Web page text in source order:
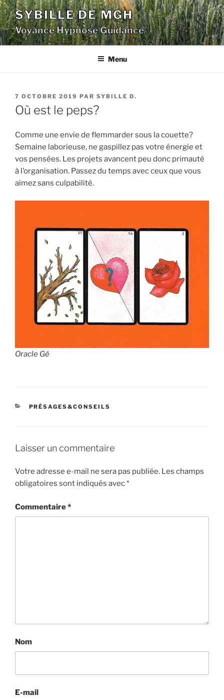
Aller
au
contenu
principal
SYBILLE DE MGH
Voyance Hypnose Guidance
Menu
PUBLIÉ
LE
7 OCTOBRE 2019 PAR SYBILLE D.
Où est le peps?
Comme une envie de flemmarder sous la couette?
Semaine laborieuse, ne gaspillez pas votre énergie et
vos pensées. Les projets avancent peu donc primauté
à l’organisation. Passez du temps avec ceux que vous
aimez sans culpabilité.
Oracle Gé
CATÉGORIES
PRÉSAGES&CONSEILS
Laisser un commentaire
Votre adresse e-mail ne sera pas publiée. Les champs
obligatoires sont indiqués avec*
Commentaire*
Nom
E-mail